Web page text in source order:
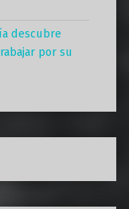
descubre
por su